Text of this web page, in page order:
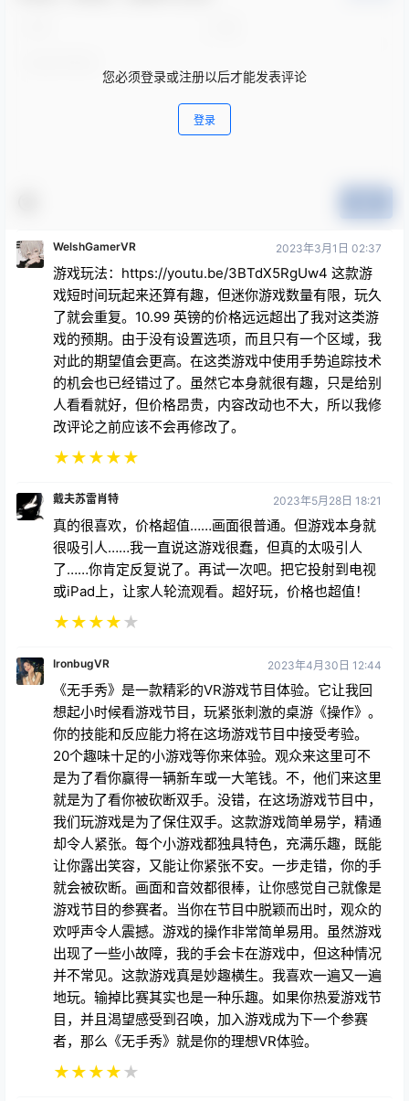
您必须登录或注册以后才能发表评论
登录
WelshGamerVR 2023年3月1日 02:37
游戏玩法：https://youtu.be/3BTdX5RgUw4 这款游
戏短时间玩起来还算有趣，但迷你游戏数量有限，玩久
了就会重复。10.99 英镑的价格远远超出了我对这类游
戏的预期。由于没有设置选项，而且只有一个区域，我
对此的期望值会更高。在这类游戏中使用手势追踪技术
的机会也已经错过了。虽然它本身就很有趣，只是给别
人看看就好，但价格昂贵，内容改动也不大，所以我修
改评论之前应该不会再修改了。
★★★★★
戴夫苏雷肖特 2023年5月28日 18:21
真的很喜欢，价格超值……画面很普通。但游戏本身就
很吸引人……我一直说这游戏很蠢，但真的太吸引人
了……你肯定反复说了。再试一次吧。把它投射到电视
或iPad上，让家人轮流观看。超好玩，价格也超值！
★★★★★
IronbugVR 2023年4月30日 12:44
《无手秀》是一款精彩的VR游戏节目体验。它让我回
想起小时候看游戏节目，玩紧张刺激的桌游《操作》。
你的技能和反应能力将在这场游戏节目中接受考验。
20个趣味十足的小游戏等你来体验。观众来这里可不
是为了看你赢得一辆新车或一大笔钱。不，他们来这里
就是为了看你被砍断双手。没错，在这场游戏节目中，
我们玩游戏是为了保住双手。这款游戏简单易学，精通
却令人紧张。每个小游戏都独具特色，充满乐趣，既能
让你露出笑容，又能让你紧张不安。一步走错，你的手
就会被砍断。画面和音效都很棒，让你感觉自己就像是
游戏节目的参赛者。当你在节目中脱颖而出时，观众的
欢呼声令人震撼。游戏的操作非常简单易用。虽然游戏
出现了一些小故障，我的手会卡在游戏中，但这种情况
并不常见。这款游戏真是妙趣横生。我喜欢一遍又一遍
地玩。输掉比赛其实也是一种乐趣。如果你热爱游戏节
目，并且渴望感受到召唤，加入游戏成为下一个参赛
者，那么《无手秀》就是你的理想VR体验。
★★★★★